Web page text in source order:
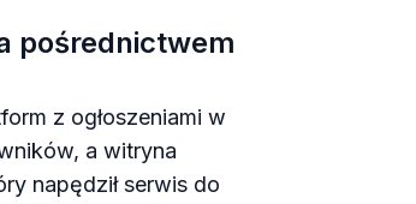
pośrednictwem
z ogłoszeniami w
a witryna
napędził serwis do